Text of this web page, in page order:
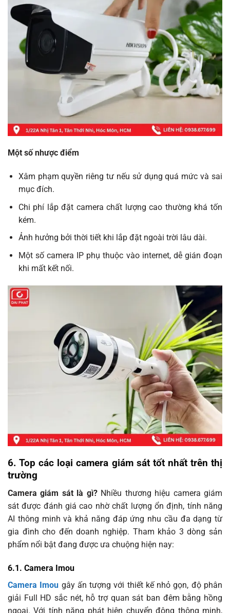
Một số nhược điểm
Xâm phạm quyền riêng tư nếu sử dụng quá mức và sai
mục đích.
Chi phí lắp đặt camera chất lượng cao thường khá tốn
kém.
Ảnh hưởng bởi thời tiết khi lắp đặt ngoài trời lâu dài.
Một số camera IP phụ thuộc vào internet, dễ gián đoạn
khi mất kết nối.
6. Top các loại camera giám sát tốt nhất trên thị
trường
Camera giám sát là gì? Nhiều thương hiệu camera giám
sát được đánh giá cao nhờ chất lượng ổn định, tính năng
AI thông minh và khả năng đáp ứng nhu cầu đa dạng từ
gia đình cho đến doanh nghiệp. Tham khảo 3 dòng sản
phẩm nổi bật đang được ưa chuộng hiện nay:
6.1. Camera Imou
Camera Imou gây ấn tượng với thiết kế nhỏ gọn, độ phân
giải Full HD sắc nét, hỗ trợ quan sát ban đêm bằng hồng
ngoại. Với tính năng phát hiện chuyển động thông minh,